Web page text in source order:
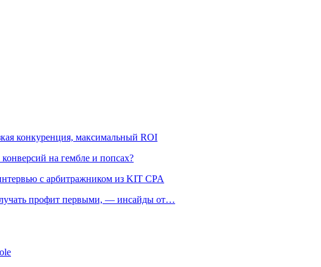
конкуренция, максимальный ROI
на гембле и попсах?
с арбитражником из KIT CPA
профит первыми, — инсайды от…